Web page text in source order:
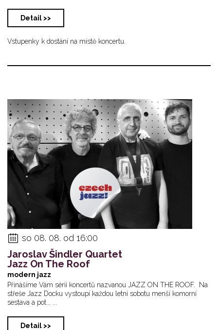
Detail >>
Vstupenky k dostání na místě koncertu.
so 08. 08. od 16:00
Jaroslav Šindler Quartet
Jazz On The Roof
modern jazz
Přinášíme Vám sérii koncertů nazvanou JAZZ ON THE ROOF. Na
střeše Jazz Docku vystoupí každou letní sobotu menší komorní
sestava a pot... ...
Detail >>